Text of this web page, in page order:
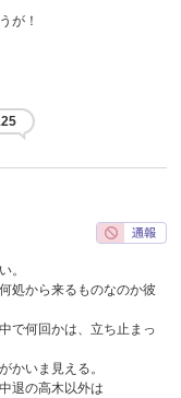
が！
。
処から来るものなのか彼
で何回かは、立ち止まっ
かいま見える。
退の高木以外は